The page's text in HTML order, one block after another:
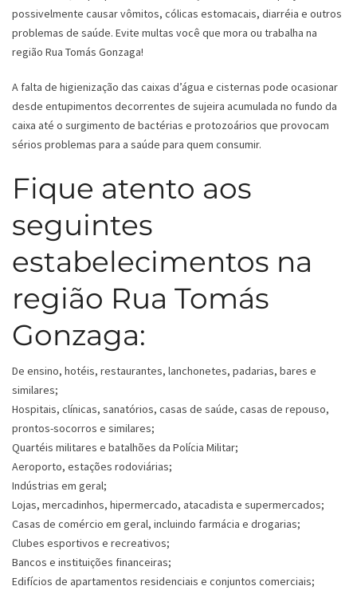
possivelmente causar vômitos, cólicas estomacais, diarréia e outros
problemas de saúde. Evite multas você que mora ou trabalha na
região Rua Tomás Gonzaga!
A falta de higienização das caixas d’água e cisternas pode ocasionar
desde entupimentos decorrentes de sujeira acumulada no fundo da
caixa até o surgimento de bactérias e protozoários que provocam
sérios problemas para a saúde para quem consumir.
Fique atento aos
seguintes
estabelecimentos na
região Rua Tomás
Gonzaga:
De ensino, hotéis, restaurantes, lanchonetes, padarias, bares e
similares;
Hospitais, clínicas, sanatórios, casas de saúde, casas de repouso,
prontos-socorros e similares;
Quartéis militares e batalhões da Polícia Militar;
Aeroporto, estações rodoviárias;
Indústrias em geral;
Lojas, mercadinhos, hipermercado, atacadista e supermercados;
Casas de comércio em geral, incluindo farmácia e drogarias;
Clubes esportivos e recreativos;
Bancos e instituições financeiras;
Edifícios de apartamentos residenciais e conjuntos comerciais;